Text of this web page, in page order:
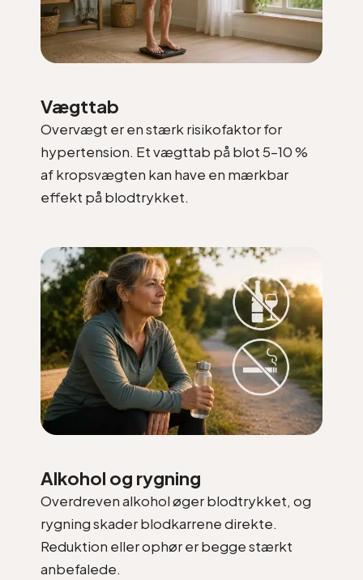
Vægttab
Overvægt er en stærk risikofaktor for
hypertension. Et vægttab på blot 5–10 %
af kropsvægten kan have en mærkbar
effekt på blodtrykket.
Alkohol og rygning
Overdreven alkohol øger blodtrykket, og
rygning skader blodkarrene direkte.
Reduktion eller ophør er begge stærkt
anbefalede.